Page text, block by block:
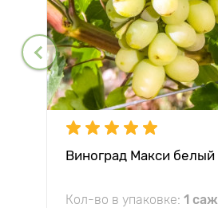
Виноград Макси белый
Кол-во в упаковке: 1 саж